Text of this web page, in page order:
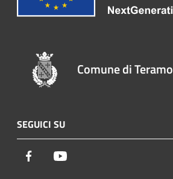
Comune di Teramo
SEGUICI SU
Facebook